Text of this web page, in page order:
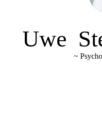
Uwe
~